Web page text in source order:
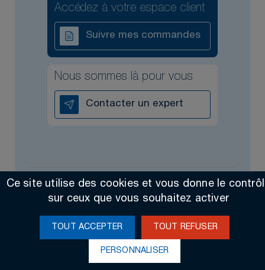
Accédez à votre espace client
Suivre mes commandes
Nous sommes là pour vous
Contacter un expert
Tous droits réservés @2026 Contact Mentions légales
Ce site utilise des cookies et vous donne le
sur ceux que vous souhaitez activer
TOUT ACCEPTER TOUT REFUSER
PERSONNALISER